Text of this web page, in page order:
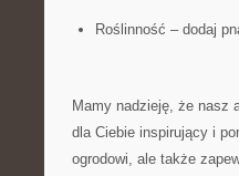
Roślinność – dodaj
Mamy nadzieję, że nasz
dla Ciebie inspirujący i
ogrodowi, ale także